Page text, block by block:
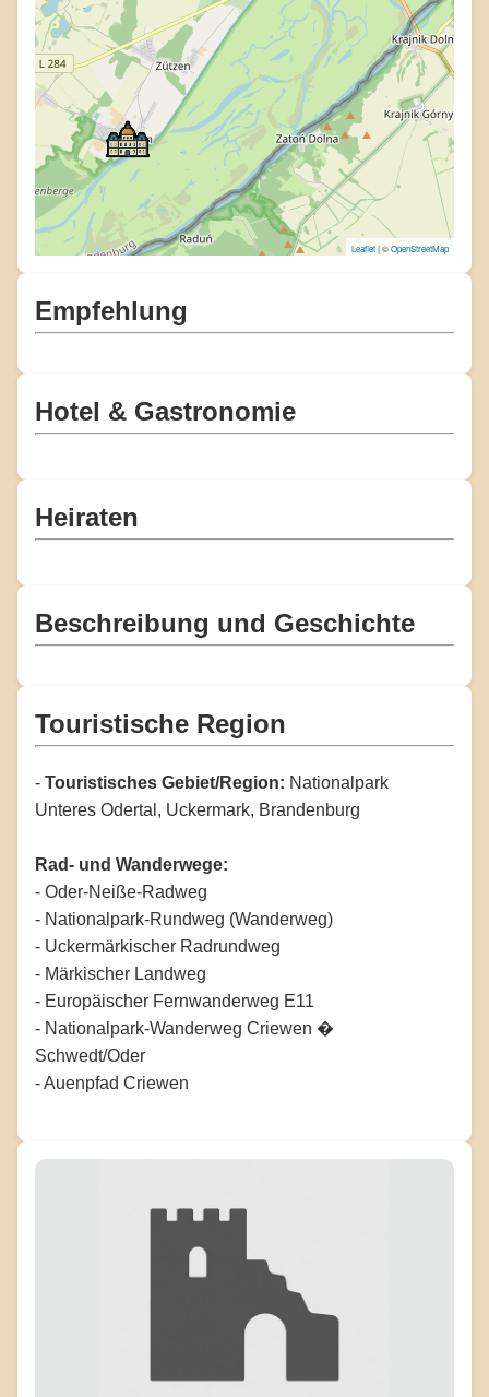
Leaflet| ©OpenStreetMap
Empfehlung
Hotel & Gastronomie
Heiraten
Beschreibung und Geschichte
Touristische Region
- Touristisches Gebiet/Region: Nationalpark
Unteres Odertal, Uckermark, Brandenburg
Rad- und Wanderwege:
- Oder-Neiße-Radweg
- Nationalpark-Rundweg (Wanderweg)
- Uckermärkischer Radrundweg
- Märkischer Landweg
- Europäischer Fernwanderweg E11
- Nationalpark-Wanderweg Criewen �
Schwedt/Oder
- Auenpfad Criewen